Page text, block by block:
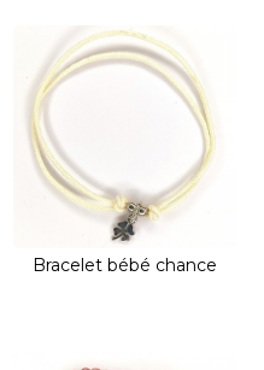
Bracelet bébé chance